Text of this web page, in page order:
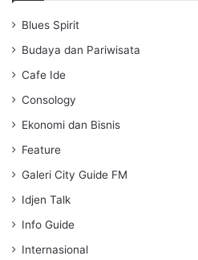
Blues Spirit
Budaya dan Pariwisata
Cafe Ide
Consology
Ekonomi dan Bisnis
Feature
Galeri City Guide FM
Idjen Talk
Info Guide
Internasional